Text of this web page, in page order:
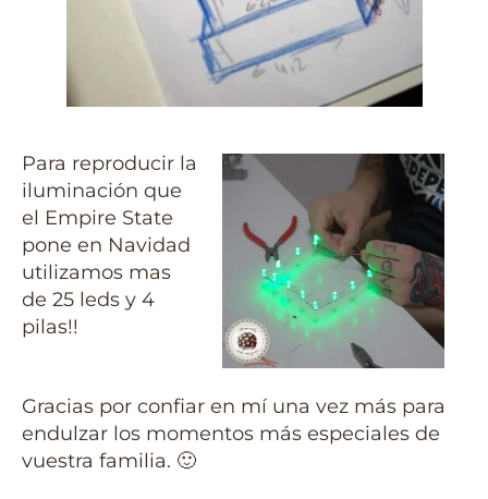
Para reproducir la
iluminación que
el Empire State
pone en Navidad
utilizamos mas
de 25 leds y 4
pilas!!
Gracias por confiar en mí una vez más para
endulzar los momentos más especiales de
vuestra familia. 🙂